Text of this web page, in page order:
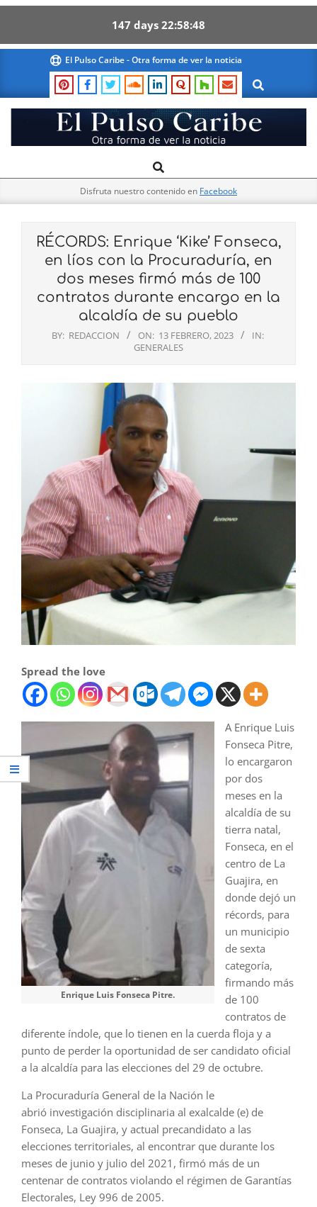
147 days 22 58 47
content
El Pulso Caribe - Otra forma de ver la noticia
Search
El
Pulso
Navigation
Search
Disfruta nuestro contenido en Facebook
RÉCORDS: Enrique ‘Kike’ Fonseca,
en líos con la Procuraduría, en
dos meses firmó más de 100
contratos durante encargo en la
alcaldía de su pueblo
BY: REDACCION ON: 13 FEBRERO, 2023
IN:
GENERALES
Spread the love
Enrique Luis Fonseca Pitre.
A Enrique Luis
Fonseca Pitre,
lo encargaron
por dos
meses en la
alcaldía de su
tierra natal,
Fonseca, en el
centro de La
Guajira, en
donde dejó un
récords, para
un municipio
de sexta
categoría,
firmando más
de 100
contratos de
diferente índole, que lo tienen en la cuerda floja y a
punto de perder la oportunidad de ser candidato oficial
a la alcaldía para las elecciones del 29 de octubre.
La Procuraduría General de la Nación le
abrió investigación disciplinaria al exalcalde (e) de
Fonseca, La Guajira, y actual precandidato a las
elecciones territoriales, al encontrar que durante los
meses de junio y julio del 2021, firmó más de un
centenar de contratos violando el régimen de Garantías
Electorales, Ley 996 de 2005.